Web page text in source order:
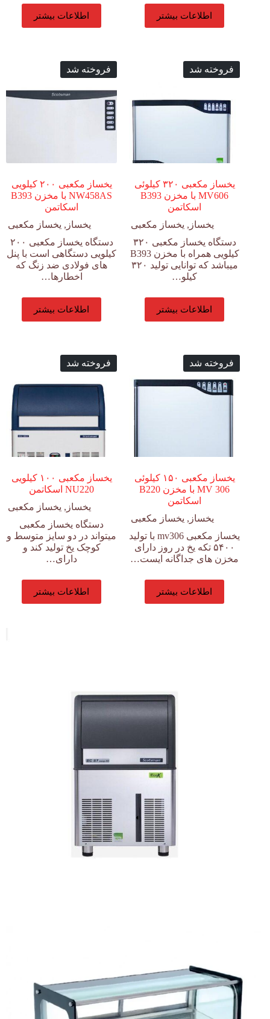
اطلاعات بیشتر اطلاعات بیشتر
فروخته شد
یخساز مکعبی ۳۲۰ کیلوئی
MV606 با مخزن B393
اسکاتمن
یخساز , یخساز مکعبی
دستگاه یخساز مکعبی ۳۲۰
کیلویی همراه با مخزن B393
میباشد که توانایی تولید ۳۲۰
کیلو…
اطلاعات بیشتر
فروخته شد
یخساز مکعبی ۲۰۰ کیلویی
NW458AS با مخزن B393
اسکاتمن
یخساز , یخساز مکعبی
دستگاه یخساز مکعبی ۲۰۰
کیلویی دستگاهی است با پنل
های فولادی ضد زنگ که
اخطارها…
اطلاعات بیشتر
فروخته شد
یخساز مکعبی ۱۵۰ کیلوئی
MV 306 با مخزن B220
اسکاتمن
یخساز , یخساز مکعبی
یخساز مکعبی mv306 با تولید
۵۴۰۰ تکه یخ در روز دارای
مخزن های جداگانه ایست…
اطلاعات بیشتر
فروخته شد
یخساز مکعبی ۱۰۰ کیلویی
NU220 اسکاتمن
یخساز , یخساز مکعبی
دستگاه یخساز مکعبی
میتواند در دو سایز متوسط و
کوچک یخ تولید کند و
دارای…
اطلاعات بیشتر